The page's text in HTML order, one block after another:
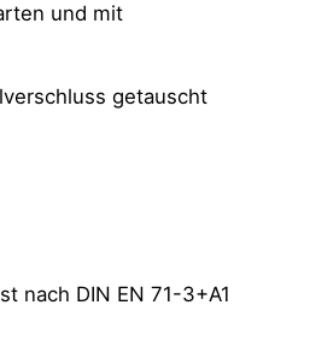
und mit
getauscht
nach DIN EN 71-3+A1